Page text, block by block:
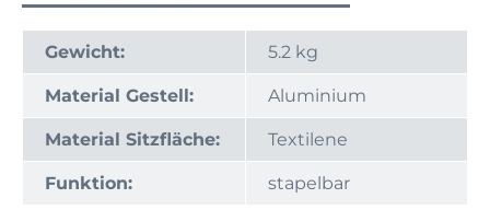
Gewicht: 5.2 kg
Material Gestell: Aluminium
Material Sitzfläche: Textilene
Funktion: stapelbar